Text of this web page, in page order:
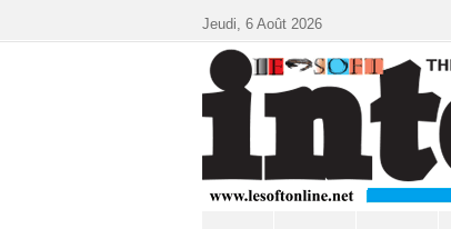
Jeudi, 6 Août 2026